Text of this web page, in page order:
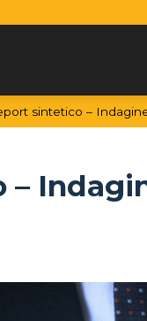
sintetico –
–